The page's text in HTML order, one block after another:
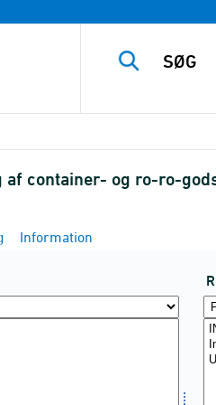
container- og ro-ro-
Information